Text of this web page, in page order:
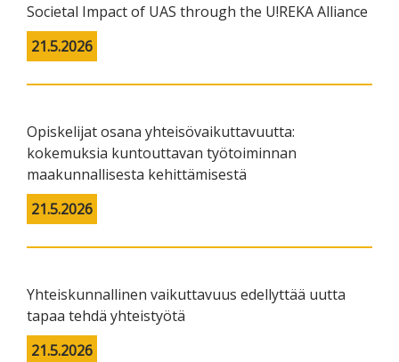
Societal Impact of UAS through the U!REKA Alliance
21.5.2026
Opiskelijat osana yhteisövaikuttavuutta:
kokemuksia kuntouttavan työtoiminnan
maakunnallisesta kehittämisestä
21.5.2026
Yhteiskunnallinen vaikuttavuus edellyttää uutta
tapaa tehdä yhteistyötä
21.5.2026